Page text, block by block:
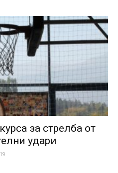
за стрелба от
удари